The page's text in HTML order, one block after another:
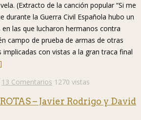
(Extracto de la canción popular “Si me
durante la Guerra Civil Española hubo un
las que lucharon hermanos contra
campo de prueba de armas de otras
con vistas a la gran traca final
13 Comentarios 1270 vistas
– Javier Rodrigo y David